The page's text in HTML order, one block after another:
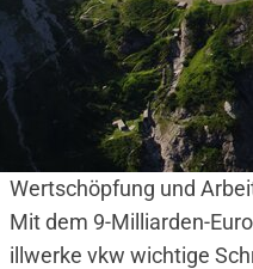
Wertschöpfung und
Mit dem 9-Milliarden-
illwerke vkw wichtige